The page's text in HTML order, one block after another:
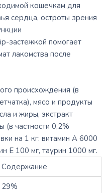
кошечкам для
сердца, остроты зрения
застежкой помогает
лакомства после
происхождения (в
мясо и продукты
и жиры, экстракт
(в частности 0,2%
на 1 кг: витамин А 6000
Е 100 мг, таурин 1000 мг.
Содержание
29%